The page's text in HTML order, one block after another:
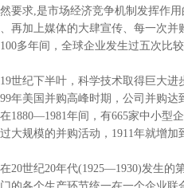
求,是市场经济竞争机制发挥作用
再加上媒体的大肆宣传、每一次并
年间，全球企业发生过五次比
纪下半叶，科学技术取得巨大进
年美国并购高峰时期，公司并购
年间，有665家中小型
大规模的并购活动，1911年就增
世纪20年代(1925—1930)发生的